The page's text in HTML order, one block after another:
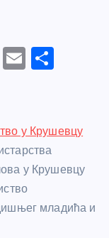
Pi E
e
у Крушевцу
у Крушевцу
младића и